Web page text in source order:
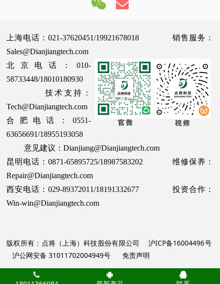
上海电话：021-37620451/19921678018 销售服务：
Sales@Dianjiangtech.com
北京电话：010-
58733448/18010180930
技术支持：
Tech@Dianjiangtech.com
合肥电话：0551-
63656691/18955193058
意见建议：Dianjiang@Dianjiangtech.com
昆明电话：0871-65895725/18987583202 维修保养：
Repair@Dianjiangtech.com
西安电话：029-89372011/18191332677 投资合作：
Win-win@Dianjiangtech.com
版权所有：点将（上海）科技股份有限公司 沪ICP备16004496号
沪公网安备 31011702004949号
免责声明